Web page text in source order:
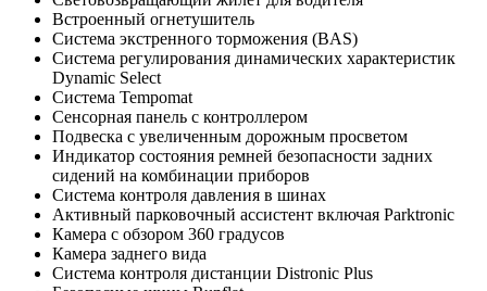
Встроенный огнетушитель
Система экстренного торможения (BAS)
Система регулирования динамических характеристик
Dynamic Select
Система Tempomat
Сенсорная панель с контроллером
Подвеска с увеличенным дорожным просветом
Индикатор состояния ремней безопасности задних
сидений на комбинации приборов
Система контроля давления в шинах
Активный парковочный ассистент включая Parktronic
Камера с обзором 360 градусов
Камера заднего вида
Система контроля дистанции Distronic Plus